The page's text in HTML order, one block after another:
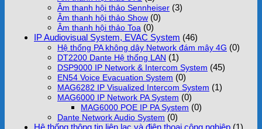
Âm thanh hội thảo Sennheiser (3)
Âm thanh hội thảo Show (0)
Âm thanh hội thảo Toa (0)
IP Audiovisual System, EVAC System (46)
Hệ thống PA không dây Network đám mây 4G (0)
DT2200 Dante Hệ thống LAN (1)
DSP9000 IP Network & Intercom System (45)
EN54 Voice Evacuation System (0)
MAG6282 IP Visualized Intercom System (1)
MAG6000 IP Network PA System (0)
MAG6000 POE IP PA System (0)
Dante Network Audio System (0)
Hệ thống thông tin liên lạc và điện thoại công nghiệp (1)